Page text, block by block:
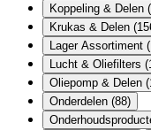
Koppeling & Delen
Krukas & Delen
Lager Assortiment
Lucht & Oliefilters
Oliepomp & Delen
Onderdelen (88)